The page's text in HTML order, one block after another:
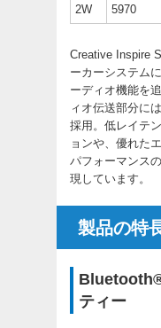
2W
5970
Creative Inspire
ーカーシステム
ーディオ機能を
ィオ伝送部分に
採用。低レイテ
ョンや、優れた
パフォーマンス
現しています。
製品の特
ティー